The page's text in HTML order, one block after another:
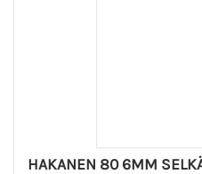
HAKANEN 80 6MM